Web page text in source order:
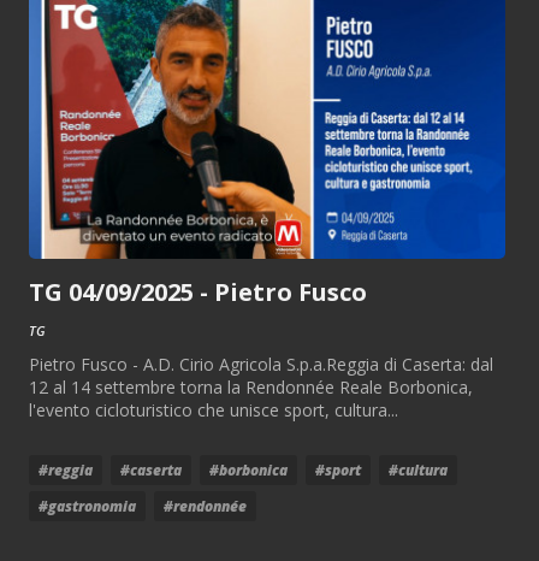
TG 04/09/2025 - Pietro Fusco
TG
Pietro Fusco - A.D. Cirio Agricola S.p.a.Reggia di Caserta: dal
12 al 14 settembre torna la Rendonnée Reale Borbonica,
l'evento cicloturistico che unisce sport, cultura...
#reggia #caserta #borbonica #sport
#cultura
#gastronomia
#rendonnée